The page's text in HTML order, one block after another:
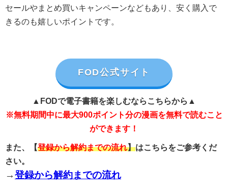
セールやまとめ買いキャンペーンなどもあり、安く購入で
きるのも嬉しいポイントです。
FOD公式サイト
▲FODで電子書籍を楽しむならこちらから▲
※無料期間中に最大900ポイント分の漫画を無料で読むこと
ができます！
また、【登録から解約までの流れ】はこちらをご参考くだ
さい。
→ 登録から解約までの流れ